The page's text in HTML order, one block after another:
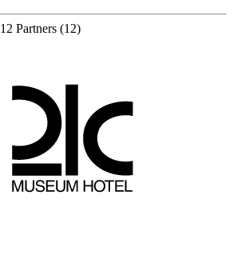
12 Partners (12)